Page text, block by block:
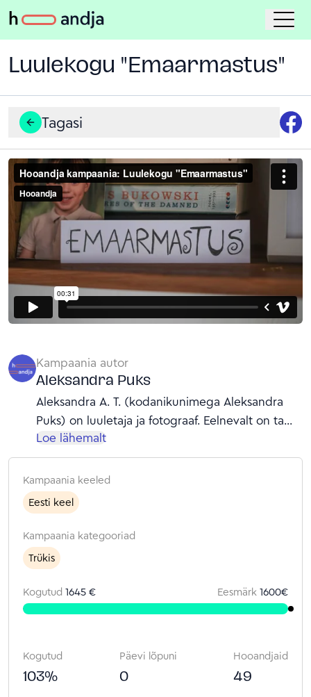
Luulekogu "Emaarmastus"
Tagasi
Kampaania autor
Aleksandra Puks
Aleksandra A. T. (kodanikunimega Aleksandra
Puks) on luuletaja ja fotograaf. Eelnevalt on ta
avaldanud 3 luulekogu ning töötab
turundusspetsialistina.
Loe lähemalt
Kampaania keeled
Eesti keel
Kampaania kategooriad
Trükis
Kogutud 1645 € Eesmärk 1600€
Kogutud
103%
Päevi lõpuni
0
Hooandjaid
49